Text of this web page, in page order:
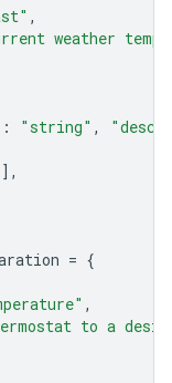
,
weather
: "string" ,
],
= {
,
to a